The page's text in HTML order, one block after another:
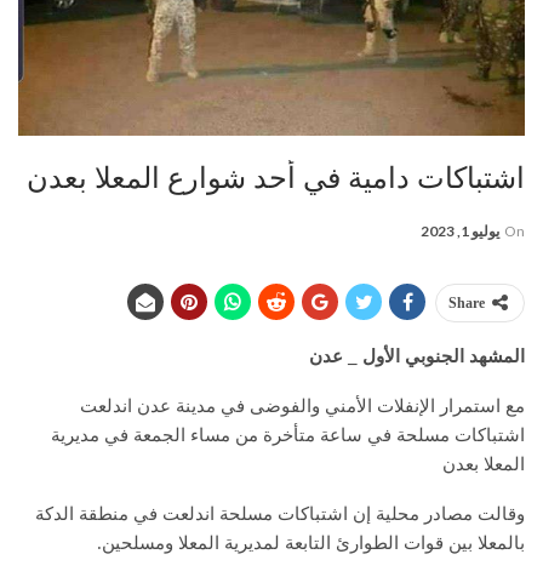
اشتباكات دامية في أحد شوارع المعلا بعدن
On يوليو 1, 2023
Share
المشهد الجنوبي الأول _ عدن
مع استمرار الإنفلات الأمني والفوضى في مدينة عدن اندلعت
اشتباكات مسلحة في ساعة متأخرة من مساء الجمعة في مديرية
المعلا بعدن
وقالت مصادر محلية إن اشتباكات مسلحة اندلعت في منطقة الدكة
بالمعلا بين قوات الطوارئ التابعة لمديرية المعلا ومسلحين.